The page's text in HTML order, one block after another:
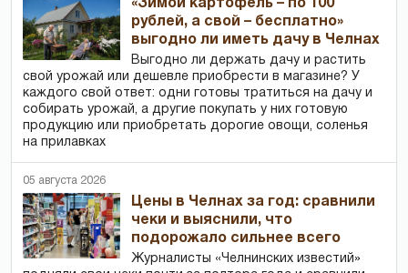
«Зимой картофель – по 100
рублей, а свой – бесплатно»
выгодно ли иметь дачу в Челнах
Выгодно ли держать дачу и растить
свой урожай или дешевле приобрести в магазине? У
каждого свой ответ: одни готовы тратиться на дачу и
собирать урожай, а другие покупать у них готовую
продукцию или приобретать дорогие овощи, соленья
на прилавках
05 августа 2026
Цены в Челнах за год: сравнили
чеки и выяснили, что
подорожало сильнее всего
Журналисты «Челнинских известий»